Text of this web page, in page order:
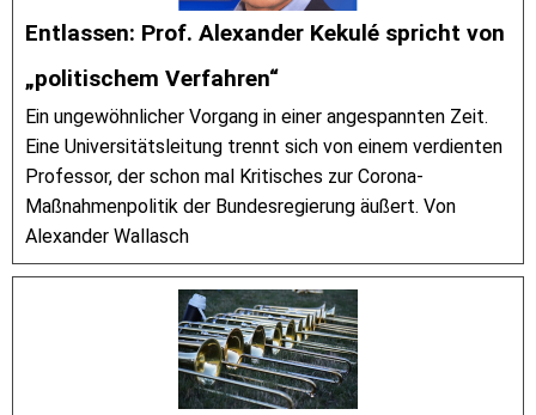
Entlassen: Prof. Alexander Kekulé spricht von
„politischem Verfahren“
Ein ungewöhnlicher Vorgang in einer angespannten Zeit.
Eine Universitätsleitung trennt sich von einem verdienten
Professor, der schon mal Kritisches zur Corona-
Maßnahmenpolitik der Bundesregierung äußert. Von
Alexander Wallasch